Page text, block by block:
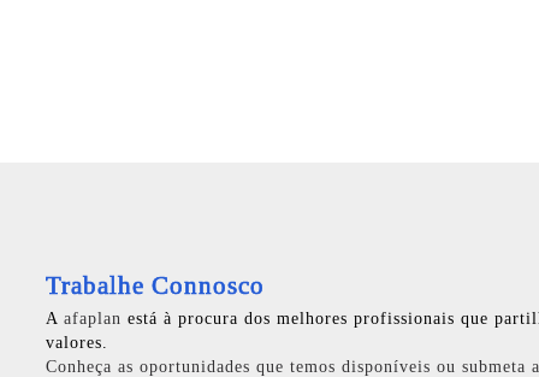
Trabalhe Connosco
A afaplan está à procura dos melhores profissionais que
valores.
Conheça as oportunidades que temos disponíveis ou submeta